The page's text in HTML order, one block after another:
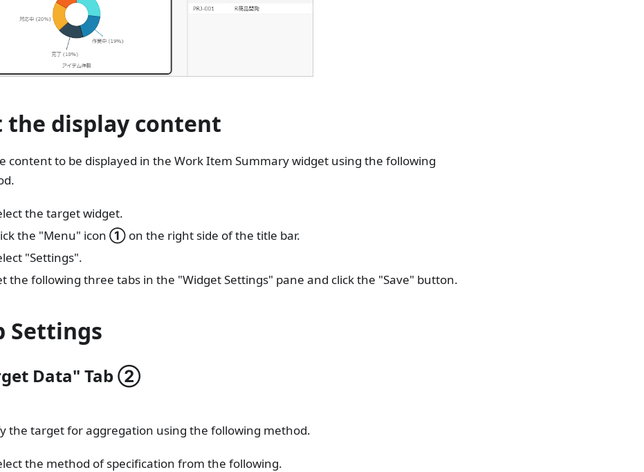
the display content
content to be displayed in the Work Item Summary widget using the following
the target widget.
the "Menu" icon ① on the right side of the title bar.
"Settings".
the following three tabs in the "Widget Settings" pane and click the "Save" button.
Settings
Data" Tab ②
the target for aggregation using the following method.
the method of specification from the following.